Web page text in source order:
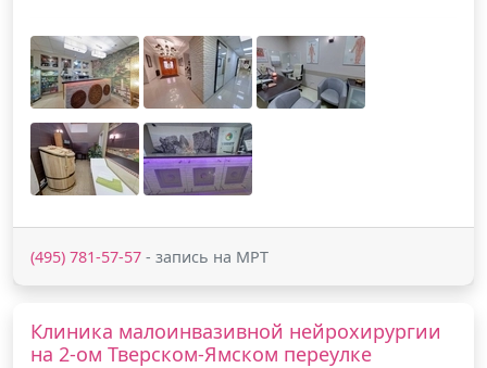
(495) 781-57-57 - запись на МРТ
Клиника малоинвазивной нейрохирургии
на 2-ом Тверском-Ямском переулке